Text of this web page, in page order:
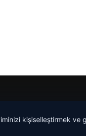
kişiselleştirmek